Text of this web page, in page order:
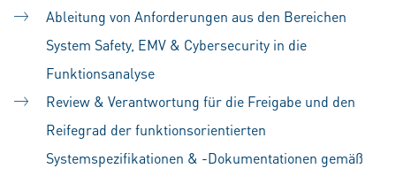
Ableitung von Anforderungen aus den Bereichen
System Safety, EMV & Cybersecurity in die
Funktionsanalyse
Review & Verantwortung für die Freigabe und den
Reifegrad der funktionsorientierten
Systemspezifikationen & -Dokumentationen gemäß